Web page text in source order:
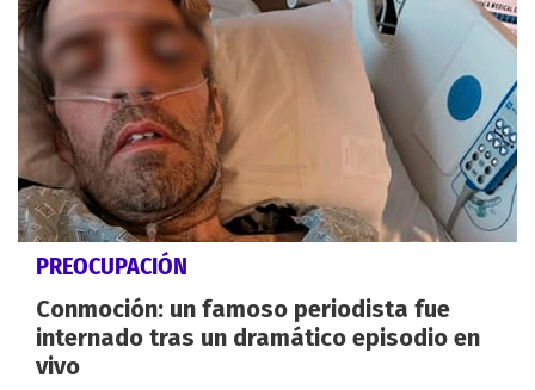
PREOCUPACIÓN
Conmoción: un famoso periodista fue
internado tras un dramático episodio en
vivo